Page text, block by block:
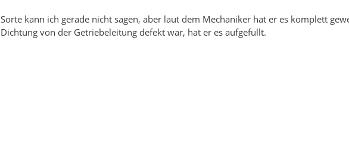
Sorte kann ich gerade nicht sagen, aber laut dem Mechaniker hat er es komplett
Dichtung von der Getriebeleitung defekt war, hat er es aufgefüllt.